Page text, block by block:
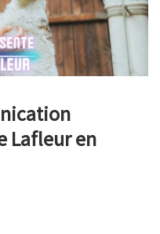
Lafleur en